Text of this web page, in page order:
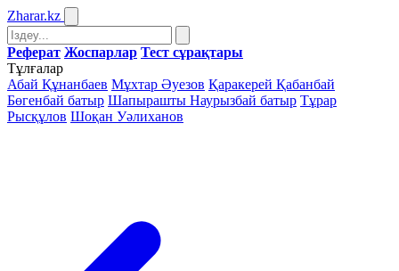
Zharar.kz
Реферат Жоспарлар Тест сұрақтары
Тұлғалар
Абай Құнанбаев Мұхтар Әуезов Қаракерей Қабанбай
Бөгенбай батыр Шапырашты Наурызбай батыр Тұрар
Рысқұлов Шоқан Уәлиханов